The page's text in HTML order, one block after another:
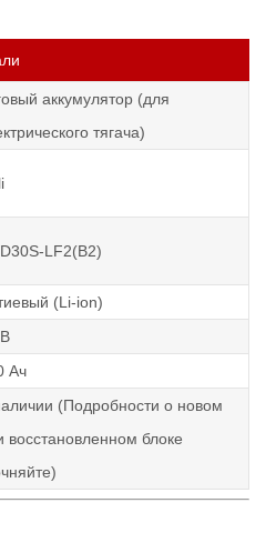
аккумулятор (для
тягача)
LF2(B2)
(Li-ion)
Ач
(Подробности о новом
восстановленном блоке